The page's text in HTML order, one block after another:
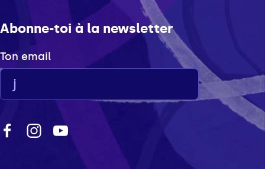
Abonne-toi à la newsletter
Ton email